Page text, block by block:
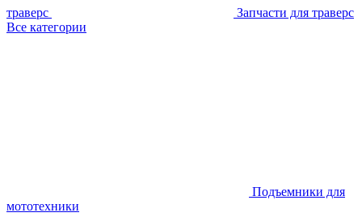
траверс
Запчасти для траверс
Все категории
Подъемники для
мототехники